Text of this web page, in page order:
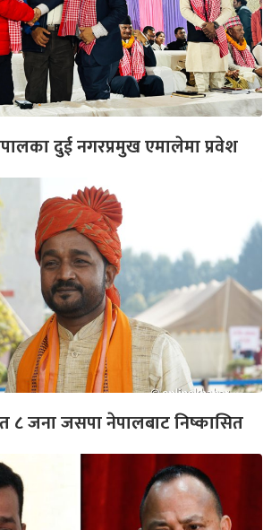
दुई नगरप्रमुख एमालेमा प्रवेश
८ जना जसपा नेपालबाट निष्कासित